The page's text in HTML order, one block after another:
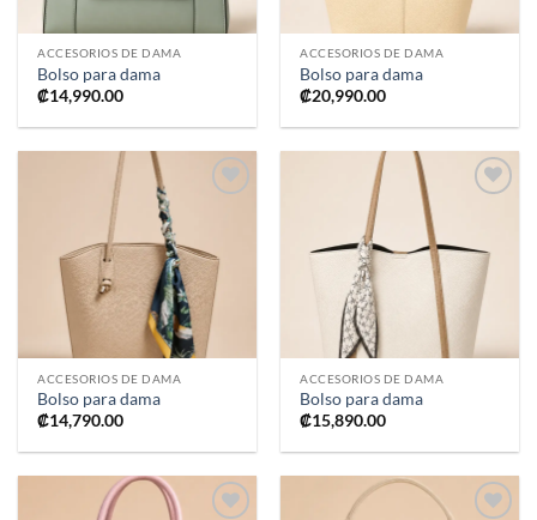
ACCESORIOS DE DAMA
Bolso para dama
₡14,990.00
ACCESORIOS DE DAMA
Bolso para dama
₡20,990.00
deseos
ACCESORIOS DE DAMA
Bolso para dama
₡14,790.00
lista de
deseos
ACCESORIOS DE DAMA
Bolso para dama
₡15,890.00